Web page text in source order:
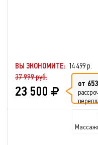
ВЫ ЭКОНОМИТЕ: 14 499 р.
37 999 руб.
23 500 от